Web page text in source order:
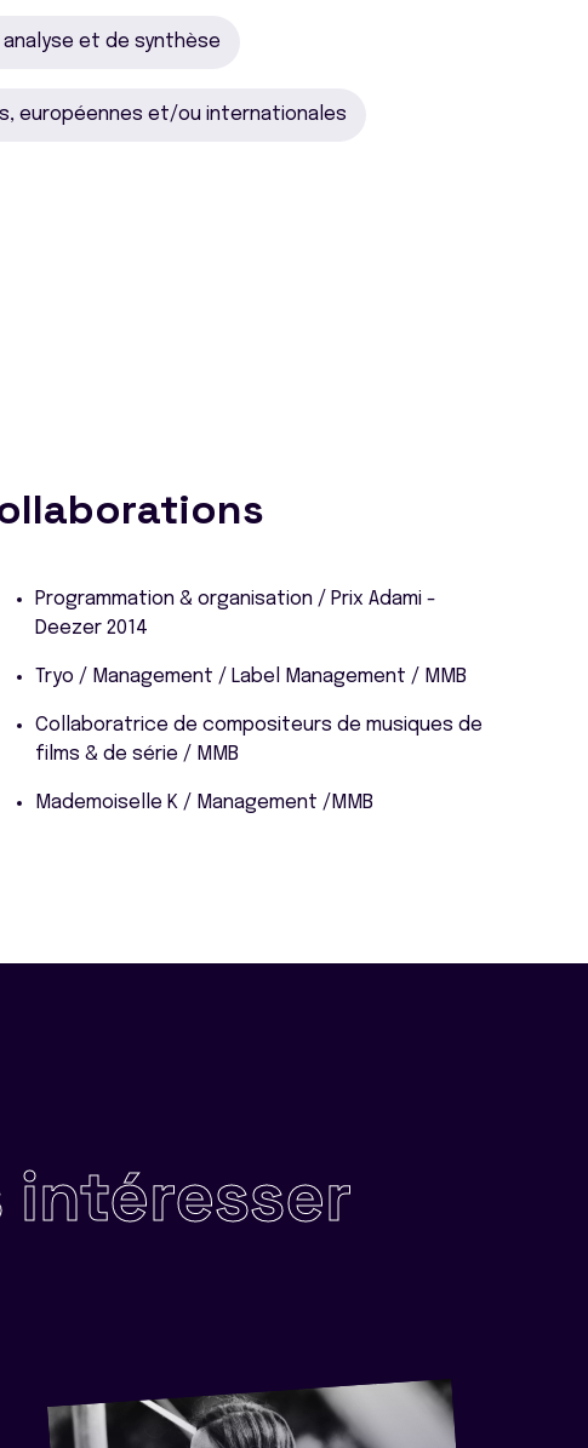
analyse et de synthèse
européennes et/ou internationales
Programmation & organisation / Prix Adami -
Deezer 2014
Tryo / Management / Label Management / MMB
Collaboratrice de compositeurs de musiques de
films & de série / MMB
Mademoiselle K / Management /MMB
intéresser